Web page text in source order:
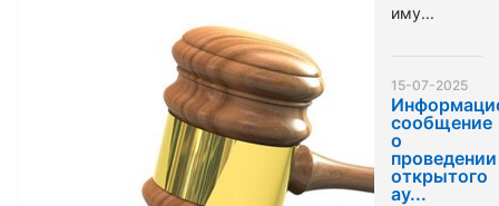
иму...
15-07-2025
сообщение
о
проведении
открытого
ау...